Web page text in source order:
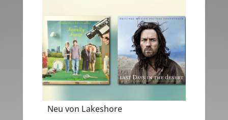
Neu von Lakeshore